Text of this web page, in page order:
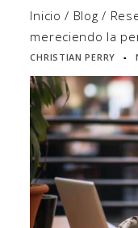
Inicio / Blog /
mereciendo la
CHRISTIAN PERRY ▪